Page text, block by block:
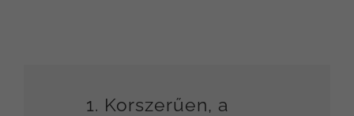
1. Korszerűen, a